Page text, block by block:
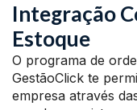
Integração
Estoque
O programa de
GestãoClick te
empresa através